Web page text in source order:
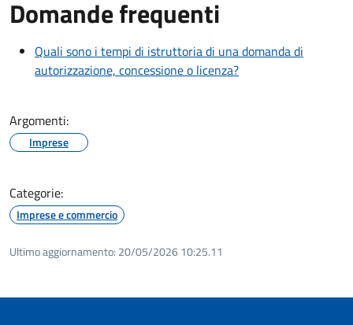
Domande frequenti
Quali sono i tempi di istruttoria di una domanda di
autorizzazione, concessione o licenza?
Argomenti:
Imprese
Categorie:
Imprese e commercio
Ultimo aggiornamento: 20/05/2026 10:25.11